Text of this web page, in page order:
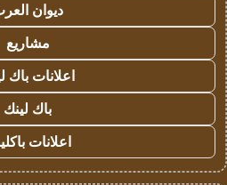
ديوان
مشاريع
اعلانات باك
باك لينك
اعلانات